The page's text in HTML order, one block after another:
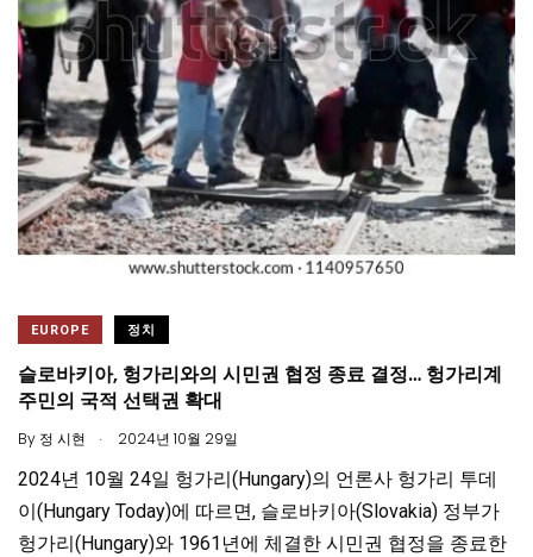
EUROPE 정치
슬로바키아, 헝가리와의 시민권 협정 종료 결정… 헝가리계
주민의 국적 선택권 확대
By 정 시현 . 2024년 10월 29일
2024년 10월 24일 헝가리(Hungary)의 언론사 헝가리 투데
이(Hungary Today)에 따르면, 슬로바키아(Slovakia) 정부가
헝가리(Hungary)와 1961년에 체결한 시민권 협정을 종료한